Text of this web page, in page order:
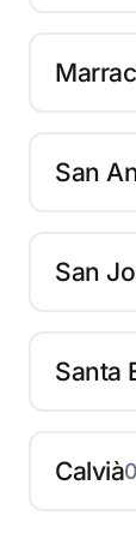
San
San
Santa
Calvià